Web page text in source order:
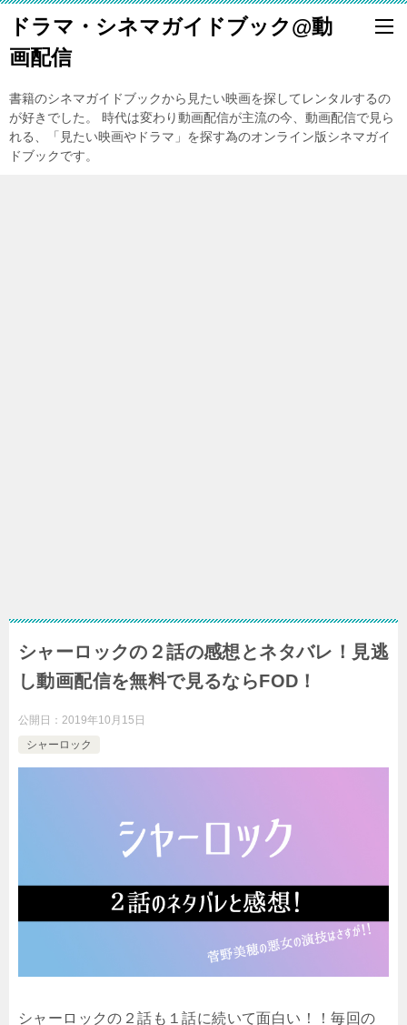
ドラマ・シネマガイドブック@動
画配信
書籍のシネマガイドブックから見たい映画を探してレンタルするの
が好きでした。 時代は変わり動画配信が主流の今、動画配信で見ら
れる、「見たい映画やドラマ」を探す為のオンライン版シネマガイ
ドブックです。
シャーロックの２話の感想とネタバレ！見逃
し動画配信を無料で見るならFOD！
公開日： 2019年10月15日
シャーロック
シャーロックの２話も１話に続いて面白い！！毎回の